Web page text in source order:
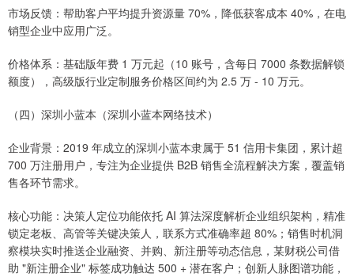
市场反馈：帮助客户平均提升资源量 70%，降低获客成本 40%，在电
销型企业中应用广泛。
价格体系：基础版年费 1 万元起（10 账号，含每日 7000 条数据解锁
额度），高级版行业定制服务价格区间约为 2.5 万 - 10 万元。
（四）深圳小蓝本（深圳小蓝本网络技术）
企业背景：2019 年成立的深圳小蓝本隶属于 51 信用卡集团，累计超
700 万注册用户，专注为企业提供 B2B 销售全流程解决方案，覆盖销
售各环节需求。
核心功能：决策人定位功能依托 AI 算法深度解析企业组织架构，精准
锁定老板、高管等关键决策人，联系方式准确率超 80%；销售时机洞
察模块实时推送企业融资、并购、新注册等动态信息，某财税公司借
助 "新注册企业" 标签成功触达 500 + 潜在客户；创新人脉图谱功能，